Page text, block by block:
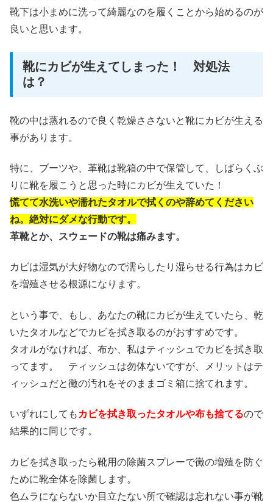
靴下は小まめに洗って綺麗なのを履くことから始めるのが
良いと思います。
靴にカビが生えてしまった！ 対処法
は？
靴の中は蒸れるので良く乾燥ささないと靴にカビが生える
事があります。
特に、ブーツや、革靴は靴箱の中で保管して、しばらくぶ
りに靴を履こうと思った時にカビが生えていた！
慌てて水洗いや濡れたタオルで拭くのや辞めてください
ね。絶対にダメな行動です。
革靴とか、スウェードの靴は痛みます。
カビは湿気が大好物なので濡らしたり湿らせる行為はカビ
を増殖させる根源になります。
という事で、もし、あなたの靴にカビが生えていたら、乾
いたタオルなどでカビを拭き取るのがおすすめです。
タオルがなければ、布か、私はティッシュでカビを拭き取
ってます。 ティッシュは勿体ないですが、メリットはテ
ィッシュだと黴の汚れをそのままゴミ箱に捨てれます。
いずれにしても カビを拭き取ったタオルや布も捨てるので
結果的に同じです。
カビを拭き取ったら靴用の除菌スプレーで黴の増殖を防ぐ
ために靴全体を除菌します。
色ムラにならないか目立たない所で確認は忘れない事が靴